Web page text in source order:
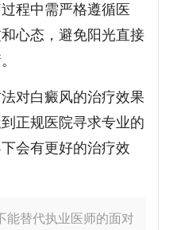
程中需严格遵循医
心态，避免阳光直接
对白癜风的治疗效果
正规医院寻求专业的
会有更好的治疗效
能替代执业医师的面对